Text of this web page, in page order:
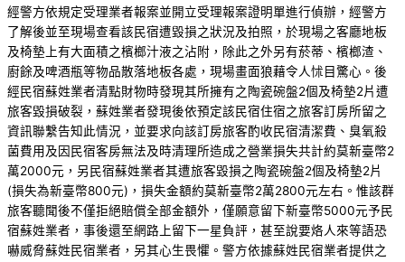
經警方依規定受理業者報案並開立受理報案證明單進行偵辦，經警方
了解後並至現場查看該民宿遭毀損之狀況及拍照，於現場之客廳地板
及椅墊上有大面積之檳榔汁液之沾附，除此之外另有菸蒂、檳榔渣、
廚餘及啤酒瓶等物品散落地板各處，現場畫面狼藉令人怵目驚心。後
經民宿蘇姓業者清點財物時發現其所擁有之陶瓷碗盤2個及椅墊2片遭
旅客毀損破裂，蘇姓業者發現後依預定該民宿住宿之旅客訂房所留之
資訊聯繫告知此情況，並要求向該訂房旅客酌收民宿清潔費、臭氧殺
菌費用及因民宿客房無法及時清理所造成之營業損失共計約莫新臺幣2
萬2000元，另民宿蘇姓業者其遭旅客毀損之陶瓷碗盤2個及椅墊2片
(損失為新臺幣800元)，損失金額約莫新臺幣2萬2800元左右。惟該群
旅客聽聞後不僅拒絕賠償全部金額外，僅願意留下新臺幣5000元予民
宿蘇姓業者，事後還至網路上留下一星負評，甚至說要烙人來等語恐
嚇威脅蘇姓民宿業者，另其心生畏懼。警方依據蘇姓民宿業者提供之